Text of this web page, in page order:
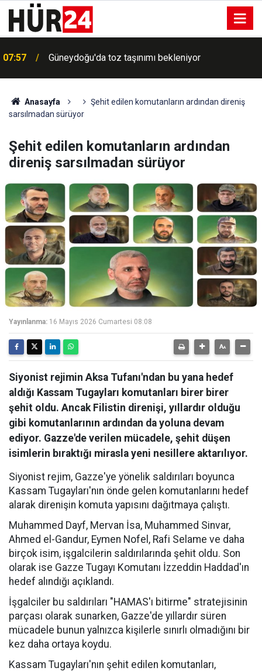
07:37
milyon dolar daha ödeyecek
Anasayfa
Şehit edilen komutanların ardından direniş
sarsılmadan sürüyor
Şehit edilen komutanların ardından
direniş sarsılmadan sürüyor
Yayınlanma: 16 Mayıs 2026 Cumartesi 08:08
Siyonist rejimin Aksa Tufanı'ndan bu yana hedef
aldığı Kassam Tugayları komutanları birer birer
şehit oldu. Ancak Filistin direnişi, yıllardır olduğu
gibi komutanlarının ardından da yoluna devam
ediyor. Gazze'de verilen mücadele, şehit düşen
isimlerin bıraktığı mirasla yeni nesillere aktarılıyor.
Siyonist rejim, Gazze'ye yönelik saldırıları boyunca
Kassam Tugayları'nın önde gelen komutanlarını hedef
alarak direnişin komuta yapısını dağıtmaya çalıştı.
Muhammed Dayf, Mervan İsa, Muhammed Sinvar,
Ahmed el-Gandur, Eymen Nofel, Rafi Selame ve daha
birçok isim, işgalcilerin saldırılarında şehit oldu. Son
olarak ise Gazze Tugayı Komutanı İzzeddin Haddad'ın
hedef alındığı açıklandı.
İşgalciler bu saldırıları "HAMAS'ı bitirme" stratejisinin
parçası olarak sunarken, Gazze'de yıllardır süren
mücadele bunun yalnızca kişilerle sınırlı olmadığını bir
kez daha ortaya koydu.
Kassam Tugayları'nın şehit edilen komutanları,